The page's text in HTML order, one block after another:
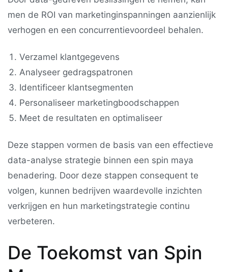
men de ROI van marketinginspanningen aanzienlijk
verhogen en een concurrentievoordeel behalen.
Verzamel klantgegevens
Analyseer gedragspatronen
Identificeer klantsegmenten
Personaliseer marketingboodschappen
Meet de resultaten en optimaliseer
Deze stappen vormen de basis van een effectieve
data-analyse strategie binnen een spin maya
benadering. Door deze stappen consequent te
volgen, kunnen bedrijven waardevolle inzichten
verkrijgen en hun marketingstrategie continu
verbeteren.
De Toekomst van Spin